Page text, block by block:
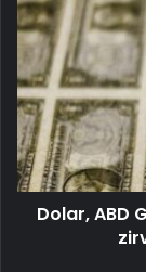
Dolar, ABD